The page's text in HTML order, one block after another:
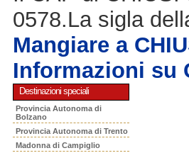
0578.La sigla
Mangiare a
Informazioni su
Destinazioni speciali
Provincia Autonoma di
Bolzano
Provincia Autonoma di Trento
Madonna di Campiglio